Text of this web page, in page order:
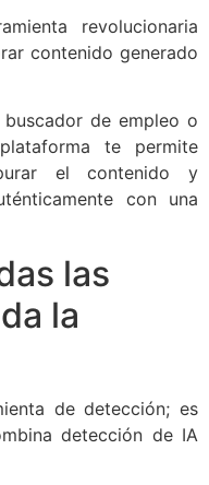
revolucionaria
contenido generado
de empleo o
te permite
el contenido y
con una
las
la
de detección; es
detección de IA